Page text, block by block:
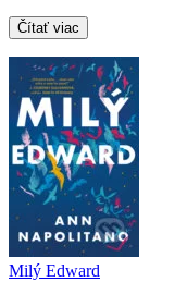
Čítať viac
Milý Edward